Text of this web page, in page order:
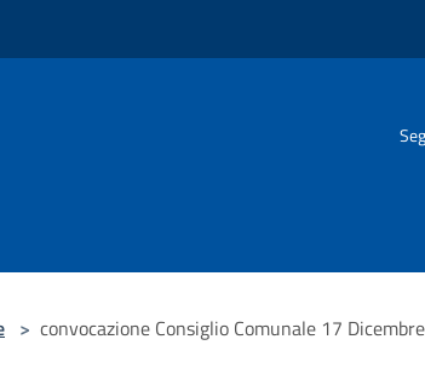
> convocazione Consiglio Comunale 17